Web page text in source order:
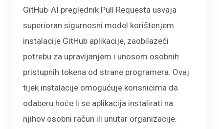
GitHub-AI preglednik Pull Requesta usvaja
superioran sigurnosni model korištenjem
instalacije GitHub aplikacije, zaobilazeći
potrebu za upravljanjem i unosom osobnih
pristupnih tokena od strane programera. Ovaj
tijek instalacije omogućuje korisnicima da
odaberu hoće li se aplikacija instalirati na
njihov osobni račun ili unutar organizacije.